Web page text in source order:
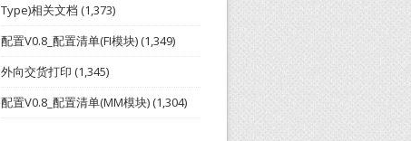
Type)相关文档 (1,373)
配置V0.8_配置清单(FI模块)(1,349)
外向交货打印 (1,345)
配置V0.8_配置清单(MM模块)(1,304)